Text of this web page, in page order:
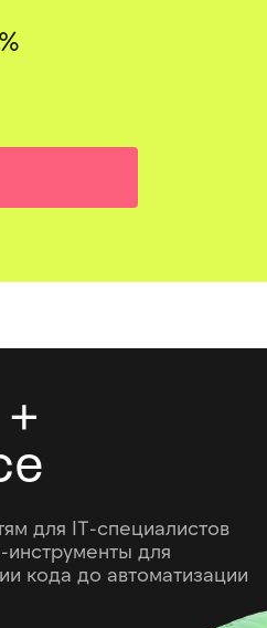
для IT-специалистов
инструменты для
кода до автоматизации